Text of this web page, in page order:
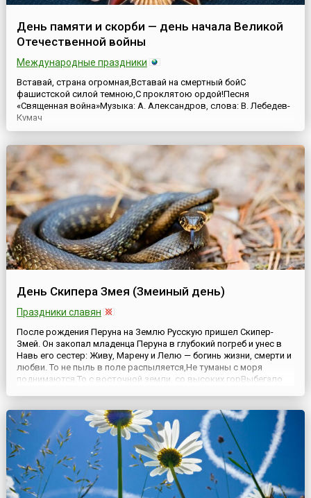
День памяти и скорби — день начала Великой
Отечественной войны
Международные праздники
Вставай, страна огромная,Вставай на смертный бойС
фашистской силой темною,С проклятою ордой!Песня
«Священная война»Музыка: А. Александров, слова: В. Лебедев-
Кумач
22 июня 1941 года — одна из самых печальных дат в истории
Отечественной войны. Этот день напоминает о всех погибших в
боях, замученных в фашистской неволе, ...
День Скипера Змея (Змеиный день)
Праздники славян
После рождения Перуна на Землю Русскую пришел Скипер-
Змей. Он закопал младенца Перуна в глубокий погреб и унес в
Навь его сестер: Живу, Марену и Лелю — богинь жизни, смерти и
любви. То не пыль в поле распыляется,Не туманы с моря
поднимаются,То с восточной земли, со высоких горВыбегало